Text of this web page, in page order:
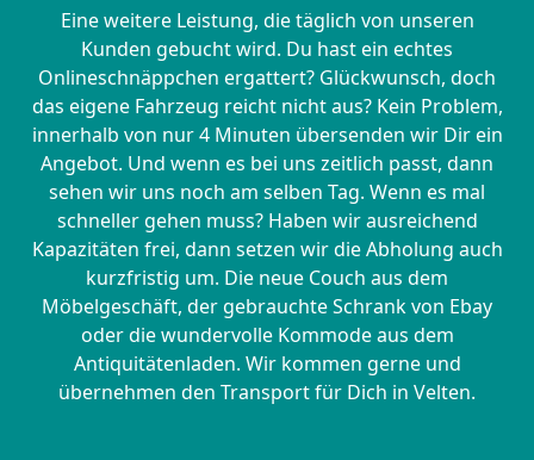
Eine weitere Leistung, die täglich von unseren
Kunden gebucht wird. Du hast ein echtes
Onlineschnäppchen ergattert? Glückwunsch, doch
das eigene Fahrzeug reicht nicht aus? Kein Problem,
innerhalb von nur 4 Minuten übersenden wir Dir ein
Angebot. Und wenn es bei uns zeitlich passt, dann
sehen wir uns noch am selben Tag. Wenn es mal
schneller gehen muss? Haben wir ausreichend
Kapazitäten frei, dann setzen wir die Abholung auch
kurzfristig um. Die neue Couch aus dem
Möbelgeschäft, der gebrauchte Schrank von Ebay
oder die wundervolle Kommode aus dem
Antiquitätenladen. Wir kommen gerne und
übernehmen den Transport für Dich in Velten.